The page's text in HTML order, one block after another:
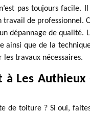
pas toujours facile.
de professionnel.
dépannage de qualité.
ainsi que de la
les travaux nécessaires.
Les
de toiture ? Si oui,